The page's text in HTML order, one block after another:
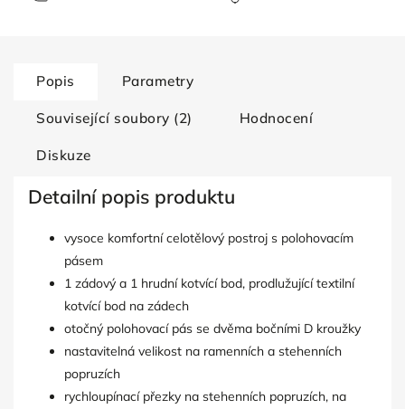
Popis Parametry
Související soubory (2) Hodnocení
Diskuze
Detailní popis produktu
vysoce komfortní celotělový postroj s polohovacím
pásem
1 zádový a 1 hrudní kotvící bod, prodlužující textilní
kotvící bod na zádech
otočný polohovací pás se dvěma bočními D kroužky
nastavitelná velikost na ramenních a stehenních
popruzích
rychloupínací přezky na stehenních popruzích, na